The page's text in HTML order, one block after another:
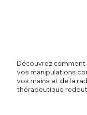
Découvrez
vos manipulations
vos mains et de la
thérapeutique